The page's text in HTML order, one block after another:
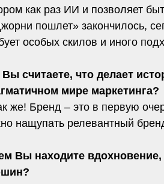
как раз ИИ и позволяет
пошлет» закончилось,
особых скилов и иного
Вы считаете, что делает
мире маркетинга?
же! Бренд – это в первую
нащупать релевантный
Вы находите